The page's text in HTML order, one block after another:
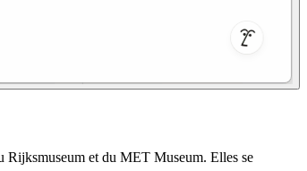
Rijksmuseum et du MET Museum. Elles se